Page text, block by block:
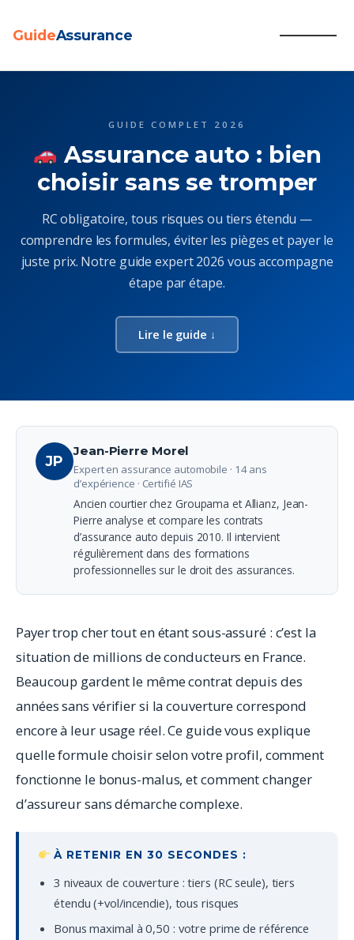
GuideAssurance
GUIDE COMPLET 2026
Assurance auto : bien
choisir sans se tromper
RC obligatoire, tous risques ou tiers étendu —
comprendre les formules, éviter les pièges et payer le
juste prix. Notre guide expert 2026 vous accompagne
étape par étape.
Lire le guide ↓
JP
Jean-Pierre Morel
Expert en assurance automobile · 14 ans
d’expérience · Certifié IAS
Ancien courtier chez Groupama et Allianz, Jean-
Pierre analyse et compare les contrats
d’assurance auto depuis 2010. Il intervient
régulièrement dans des formations
professionnelles sur le droit des assurances.
Payer trop cher tout en étant sous-assuré : c’est la
situation de millions de conducteurs en France.
Beaucoup gardent le même contrat depuis des
années sans vérifier si la couverture correspond
encore à leur usage réel. Ce guide vous explique
quelle formule choisir selon votre profil, comment
fonctionne le bonus-malus, et comment changer
d’assureur sans démarche complexe.
À RETENIR EN 30 SECONDES :
3 niveaux de couverture : tiers (RC seule), tiers
étendu (+vol/incendie), tous risques
Bonus maximal à 0,50 : votre prime de référence